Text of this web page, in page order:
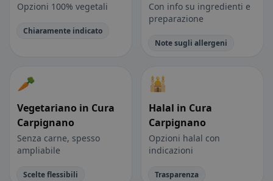
Opzioni 100% vegetali
Chiaramente indicato
Con info su ingredienti e
preparazione
Note sugli allergeni
🥕
Vegetariano in Cura
Carpignano
Senza carne, spesso
ampliabile
Scelte flessibili
🕌
Halal in Cura
Carpignano
Opzioni halal con
indicazioni
Trasparenza